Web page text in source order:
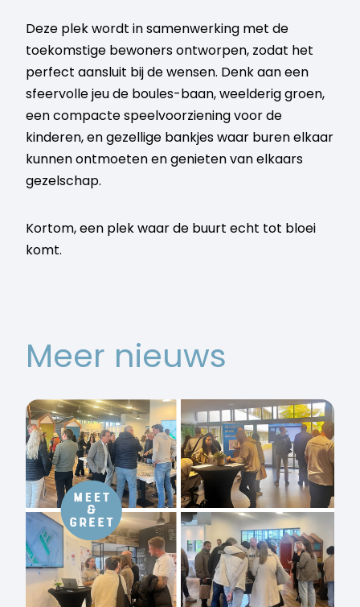
Deze plek wordt in samenwerking met de
toekomstige bewoners ontworpen, zodat het
perfect aansluit bij de wensen. Denk aan een
sfeervolle jeu de boules-baan, weelderig groen,
een compacte speelvoorziening voor de
kinderen, en gezellige bankjes waar buren elkaar
kunnen ontmoeten en genieten van elkaars
gezelschap.
Kortom, een plek waar de buurt echt tot bloei
komt.
Meer nieuws